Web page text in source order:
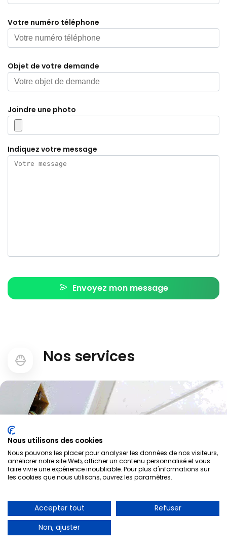
Votre numéro téléphone
Objet de votre demande
Joindre une photo
Indiquez votre message
Envoyez mon message
Nos services
Electricien Maisons Alfort 94700
A PARTIR DE 30€
Dépannage d’urgence
Nous utilisons des cookies
Nous pouvons les placer pour analyser les données de nos visiteurs,
améliorer notre site Web, afficher un contenu personnalisé et vous
faire vivre une expérience inoubliable. Pour plus d'informations sur
les cookies que nous utilisons, ouvrez les paramètres.
Accepter tout
Refuser
Non, ajuster